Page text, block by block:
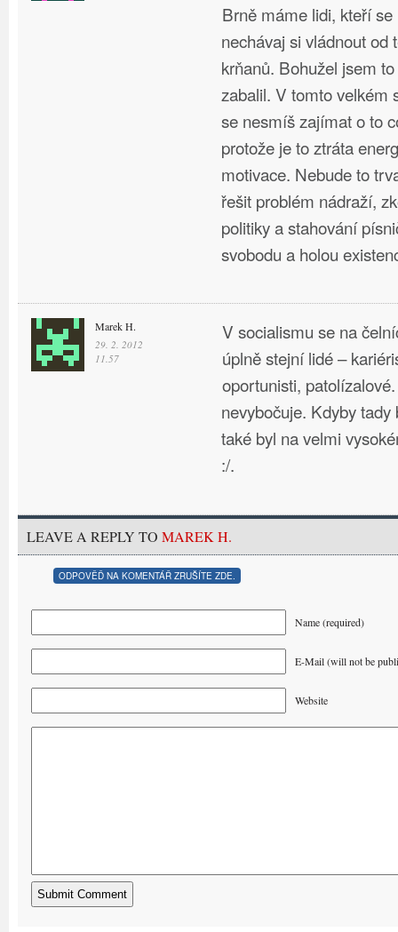
Brně máme lidi, kteří
nechávaj si vládnout od
krňanů. Bohužel jsem
zabalil. V tomto velkém
se nesmíš zajímat o to
protože je to ztráta
motivace. Nebude to
řešit problém nádraží,
politiky a stahování
svobodu a holou
Marek H.
29. 2. 2012
11.57
V socialismu se na
úplně stejní lidé –
oportunisti,
nevybočuje. Kdyby
také byl na velmi
:/.
LEAVE A REPLY TO MAREK H.
ODPOVĚĎ NA KOMENTÁŘ ZRUŠÍTE ZDE.
Name (required)
E-Mail (will not be
Website